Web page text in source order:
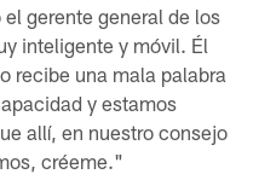
gerente general de los
inteligente y móvil. Él
recibe una mala palabra
y estamos
allí, en nuestro consejo
créeme."